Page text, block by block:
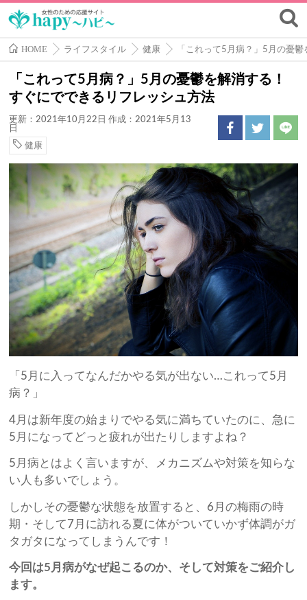
HOME ライフスタイル 健康 「これって5月病？」5月の憂
「これって5月病？」5月の憂鬱を解消する！
すぐにでできるリフレッシュ方法
更新：2021年10月22日 作成：2021年5月13
日
健康
「5月に入ってなんだかやる気が出ない…これって5月
病？」
4月は新年度の始まりでやる気に満ちていたのに、急に
5月になってどっと疲れが出たりしますよね？
5月病とはよく言いますが、メカニズムや対策を知らな
い人も多いでしょう。
しかしその憂鬱な状態を放置すると、6月の梅雨の時
期・そして7月に訪れる夏に体がついていかず体調がガ
タガタになってしまうんです！
今回は5月病がなぜ起こるのか、そして対策をご紹介し
ます。